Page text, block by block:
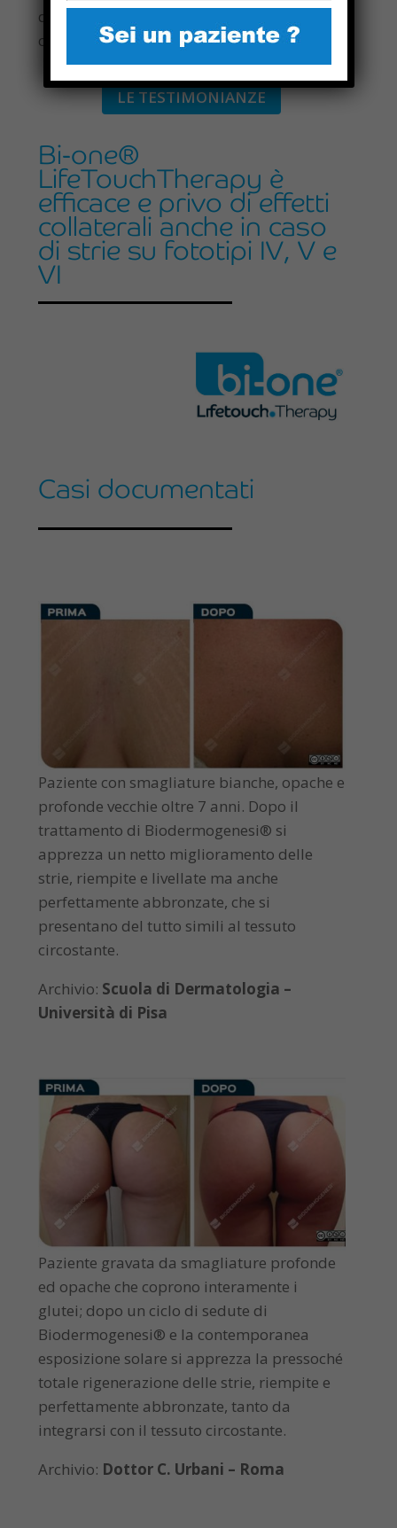
documenta una perfetta riorganizzazione
cutanea anche nei fototipi elevati.
LE TESTIMONIANZE
Bi-one®
LifeTouchTherapy è
efficace e privo di effetti
collaterali anche in caso
di strie su fototipi IV, V e
VI
Casi documentati
Paziente con smagliature bianche, opache e
profonde vecchie oltre 7 anni. Dopo il
trattamento di Biodermogenesi® si
apprezza un netto miglioramento delle
strie, riempite e livellate ma anche
perfettamente abbronzate, che si
presentano del tutto simili al tessuto
circostante.
Archivio: Scuola di Dermatologia –
Università di Pisa
Paziente gravata da smagliature profonde
ed opache che coprono interamente i
glutei; dopo un ciclo di sedute di
Biodermogenesi® e la contemporanea
esposizione solare si apprezza la pressoché
totale rigenerazione delle strie, riempite e
perfettamente abbronzate, tanto da
integrarsi con il tessuto circostante.
Archivio: Dottor C. Urbani – Roma